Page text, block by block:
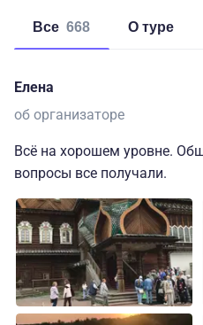
Все 668 о туре
Елена
об организаторе
Всё на хорошем уровне.
вопросы все получали.